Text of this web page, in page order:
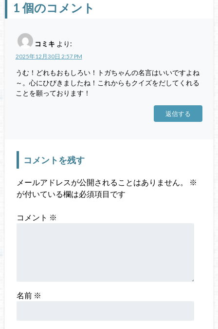
1個のコメント
コミキ より:
2025年12月30日 2:57 PM
うむ！どれもおもしろい！トガちゃんの名言はいいですよね
～。心にひびきましたね！これからもクイズをだしてくれる
ことを願っております！
返信する
コメントを残す
メールアドレスが公開されることはありません。
※
が付いている欄は必須項目です
コメント ※
名前 ※